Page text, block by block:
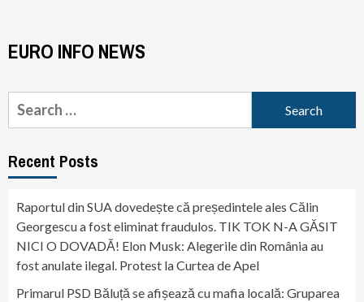
EURO INFO NEWS
Search
for:
Recent Posts
Raportul din SUA dovedește că președintele ales Călin
Georgescu a fost eliminat fraudulos. TIK TOK N-A GĂSIT
NICI O DOVADĂ! Elon Musk: Alegerile din România au
fost anulate ilegal. Protest la Curtea de Apel
Primarul PSD Băluță se afișează cu mafia locală: Gruparea